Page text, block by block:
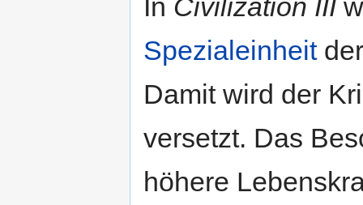
In Civilization III
Spezialeinheit
Damit wird der
versetzt. Das
höhere